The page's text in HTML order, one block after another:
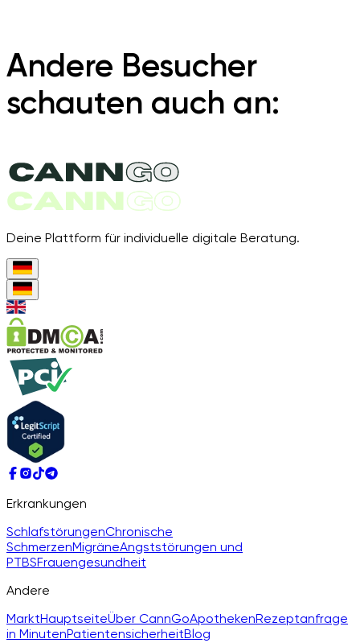
Andere Besucher
schauten auch an:
Deine Plattform für individuelle digitale Beratung.
Erkrankungen
SchlafstörungenChronische
SchmerzenMigräneAngststörungen und
PTBSFrauengesundheit
Andere
MarktHauptseiteÜber CannGoApothekenRezeptanfrage
in MinutenPatientensicherheitBlog